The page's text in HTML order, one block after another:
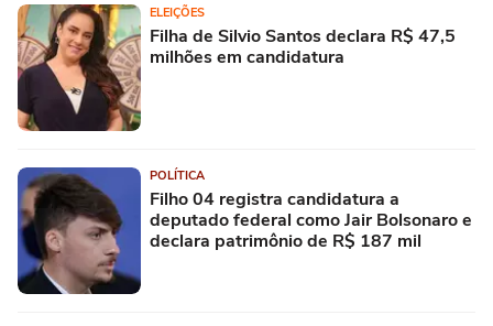
ELEIÇÕES
Filha de Silvio Santos declara R$ 47,5
milhões em candidatura
POLÍTICA
Filho 04 registra candidatura a
deputado federal como Jair Bolsonaro e
declara patrimônio de R$ 187 mil